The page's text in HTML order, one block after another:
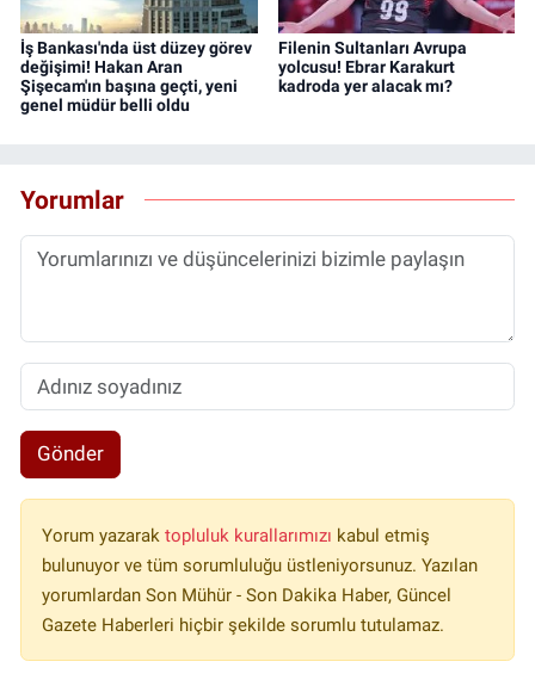
İş Bankası'nda üst düzey görev
değişimi! Hakan Aran
Şişecam'ın başına geçti, yeni
genel müdür belli oldu
Filenin Sultanları Avrupa
yolcusu! Ebrar Karakurt
kadroda yer alacak mı?
Yorumlar
Gönder
Yorum yazarak topluluk kurallarımızı kabul etmiş
bulunuyor ve tüm sorumluluğu üstleniyorsunuz. Yazılan
yorumlardan Son Mühür - Son Dakika Haber, Güncel
Gazete Haberleri hiçbir şekilde sorumlu tutulamaz.